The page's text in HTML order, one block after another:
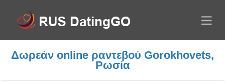
Δωρεάν online ραντεβού Gorokhovets,
Ρωσία